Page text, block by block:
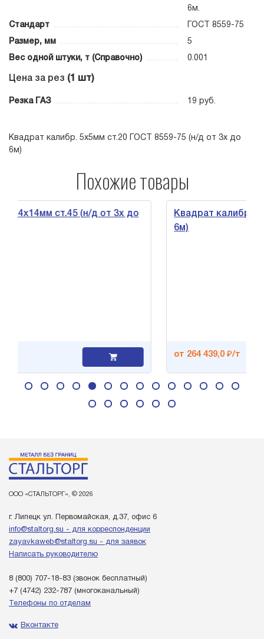
6м.
Стандарт ГОСТ 8559-75
Размер, мм 5
Вес одной штуки, т (Справочно) 0.001
Цена за рез (1 шт)
Резка ГАЗ 19 руб.
Квадрат калибр. 5х5мм ст.20 ГОСТ 8559-75 (н/д от 3х до
6м)
Похожие товары
ст.45 (н/д от 3х до
Квадрат калибр. 26х26мм
от 264 439,0 ₽/т
ООО «СТАЛЬТОРГ», © 2026
г. Липецк ул. Первомайская, д.37, офис 6
info@staltorg.su - для корреспонденции
zayavkaweb@staltorg.su - для заявок
Написать руководителю
8 (800) 707-18-83 (звонок бесплатный)
+7 (4742) 232-787 (многоканальный)
Телефоны по отделам
Вконтакте